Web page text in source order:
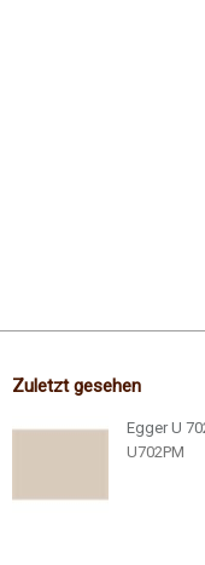
Zuletzt gesehen
Egger U
U702PM